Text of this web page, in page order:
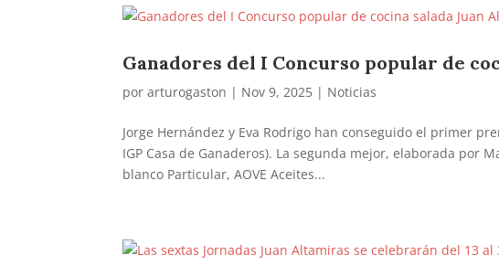
Ganadores del I Concurso popular de
porarturogaston | Nov 9, 2025 | Noticias
Jorge Hernández y Eva Rodrigo han conseguido el primer
IGP Casa de Ganaderos). La segunda mejor, elaborada por
blanco Particular, AOVE Aceites...